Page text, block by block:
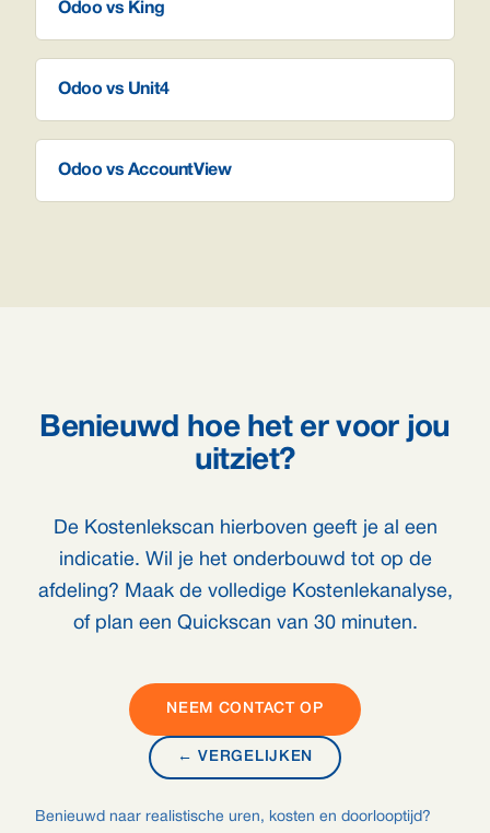
Odoo vs King
Odoo vs Unit4
Odoo vs AccountView
Benieuwd hoe het er voor jou
uitziet?
De Kostenlekscan hierboven geeft je al een
indicatie. Wil je het onderbouwd tot op de
afdeling? Maak de volledige Kostenlekanalyse,
of plan een Quickscan van 30 minuten.
NEEM CONTACT OP
← VERGELIJKEN
Benieuwd naar realistische uren, kosten en doorlooptijd?